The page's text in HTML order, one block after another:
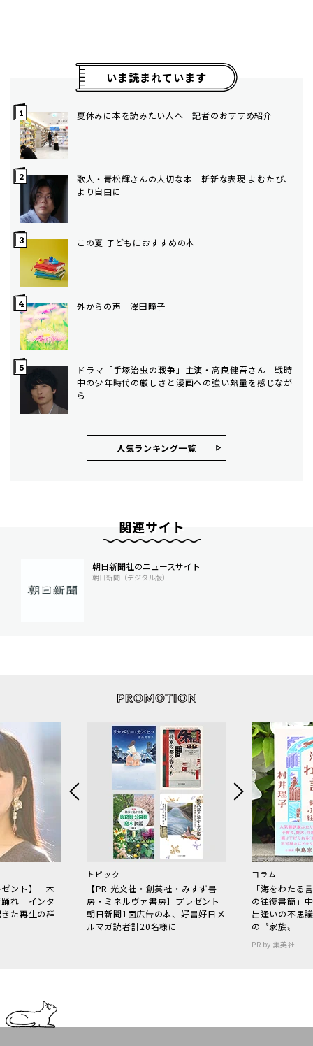
いま読まれています
夏休みに本を読みたい人へ 記者のおすすめ紹介
歌人・青松輝さんの大切な本 斬新な表現 よむたび、
より自由に
この夏 子どもにおすすめの本
外からの声 澤田瞳子
ドラマ「手塚治虫の戦争」主演・高良健吾さん 戦時
中の少年時代の厳しさと漫画への強い熱量を感じなが
ら
人気ランキング⼀覧
関連サイト
朝日新聞社のニュースサイト
朝日新聞（デジタル版）
ント】一木
れ」インタ
た再生の群
トピック
【PR 光文社・創英社・みすず書
房・ミネルヴァ書房】プレゼント
朝日新聞1面広告の本、好書好日メ
ルマガ読者計20名様に
コラム
「海をわた
の往復書簡」
出逢いの不思
の〝家族〟
PR by 集英社